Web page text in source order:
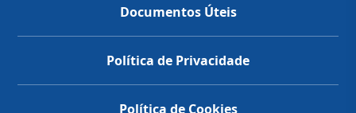
Documentos Úteis
Política de Privacidade
Política de Cookies